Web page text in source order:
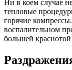
Ни в коем случае
тепловые
горячие
воспалительном
большей